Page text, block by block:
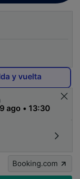
y vuelta
Booking.com